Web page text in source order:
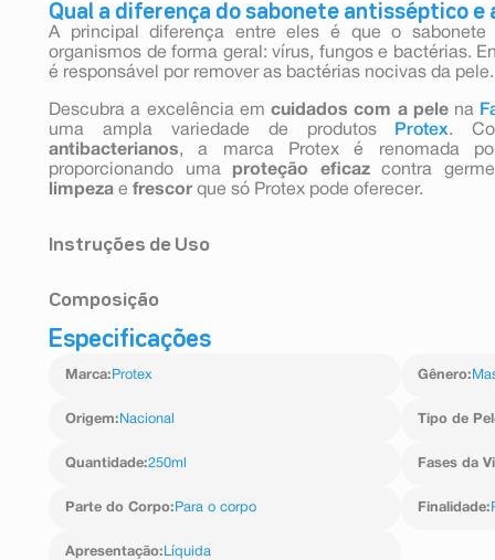
Qual a diferença do sabonete antisséptico
A principal diferença entre eles é que o sabonete
organismos de forma geral: vírus, fungos e bactérias.
é responsável por remover as bactérias nocivas da pele.
Descubra a excelência em cuidados com a pelena
uma ampla variedade de produtos
Protex.
antibacterianos, a marca Protex é renomada
proporcionando uma proteção eficazcontra
limpeza e frescorque só Protex pode oferecer.
Instruções de Uso
seguida.
irritação ou sensibilidade, suspenda o uso e consulte
Composição
Sodium Oleate / Sodium Palmitate / Sodium Laurate
Dioxide, Tetrasodium EDTA, Etidronic Acid, Limonene,
Especificações
Marca: Protex Gênero:
Origem: Nacional Tipo de
Quantidade:250ml Fases da
Parte do Corpo: Para o corpo Finalidade:
Apresentação: Líquida